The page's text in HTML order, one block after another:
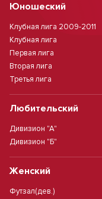
Юношеский
Клубная лига 2009-2011
Клубная лига
Первая лига
Вторая лига
Третья лига
Любительский
Дивизион "А"
Дивизион "Б"
Женский
Футзал(дев.)